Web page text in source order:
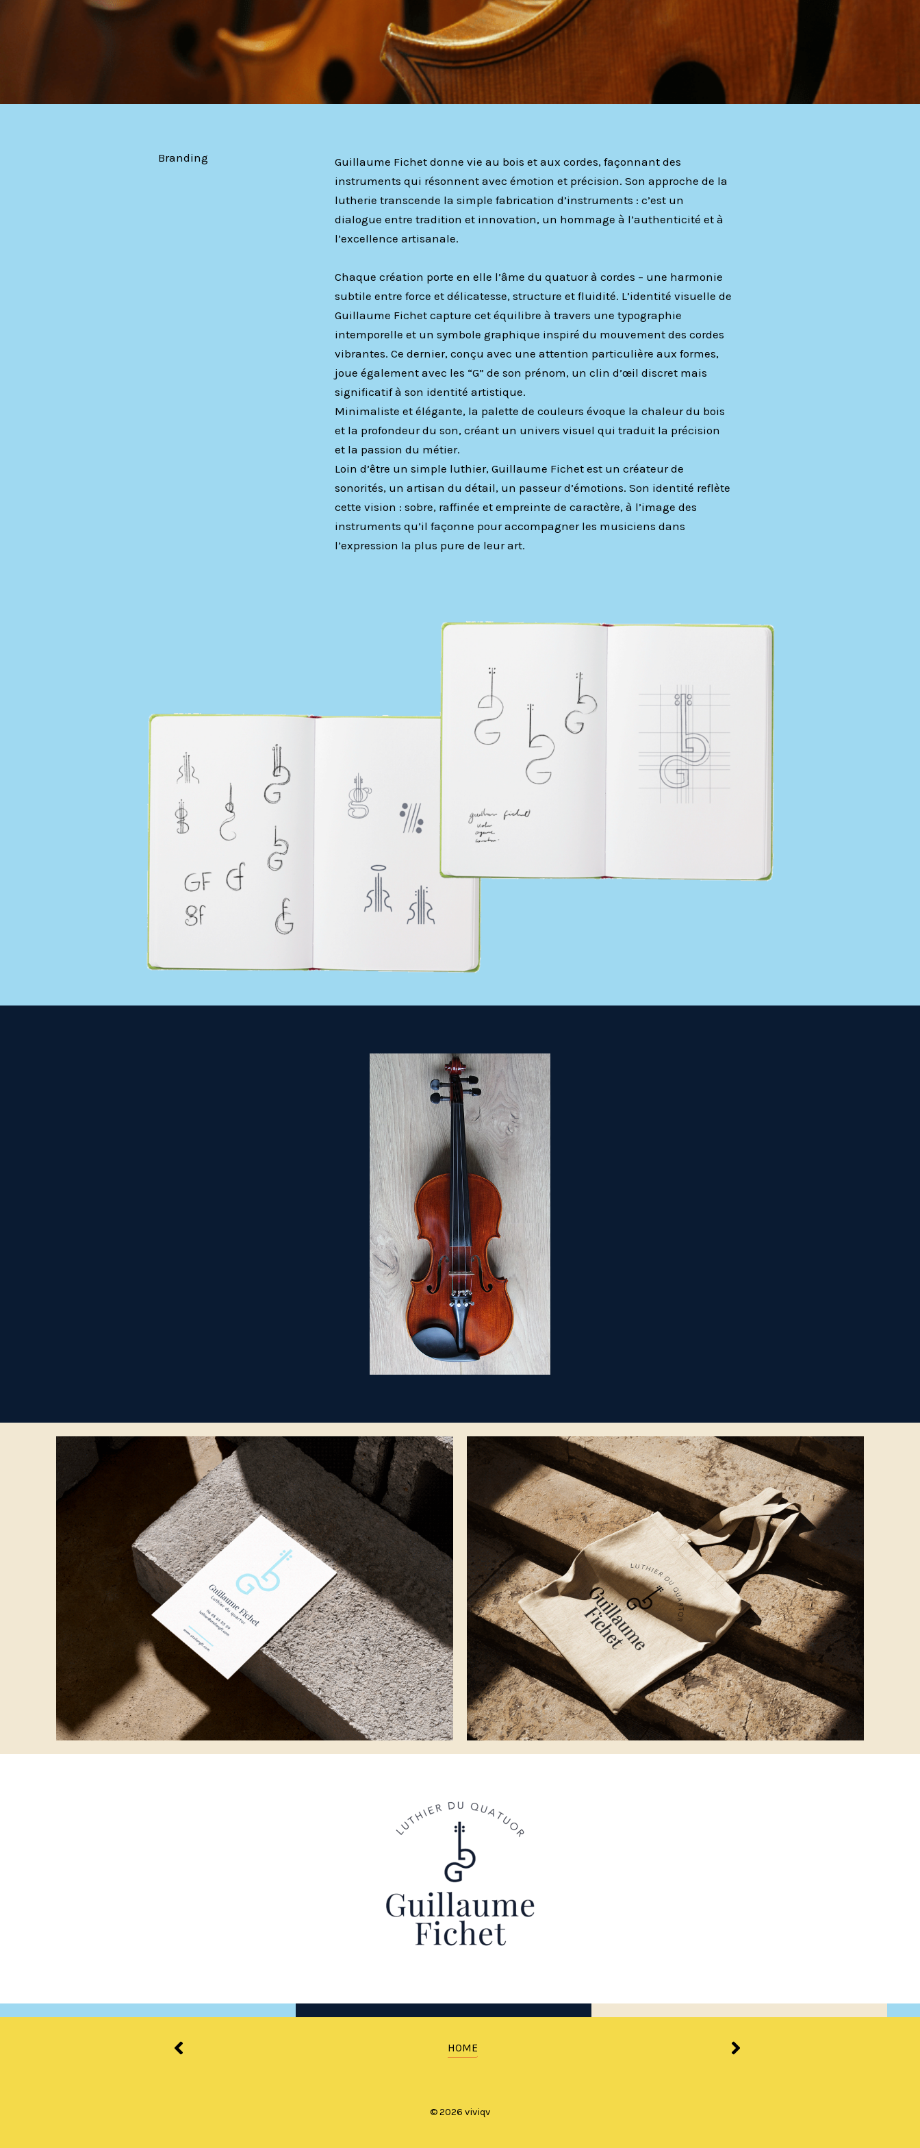
Branding
Guillaume Fichet donne vie au bois et aux cordes, façonnant des
instruments qui résonnent avec émotion et précision. Son approche de la
lutherie transcende la simple fabrication d’instruments : c’est un
dialogue entre tradition et innovation, un hommage à l’authenticité et à
l’excellence artisanale.
Chaque création porte en elle l’âme du quatuor à cordes – une harmonie
subtile entre force et délicatesse, structure et fluidité. L’identité visuelle de
Guillaume Fichet capture cet équilibre à travers une typographie
intemporelle et un symbole graphique inspiré du mouvement des cordes
vibrantes. Ce dernier, conçu avec une attention particulière aux formes,
joue également avec les “G” de son prénom, un clin d’œil discret mais
significatif à son identité artistique.
Minimaliste et élégante, la palette de couleurs évoque la chaleur du bois
et la profondeur du son, créant un univers visuel qui traduit la précision
et la passion du métier.
Loin d’être un simple luthier, Guillaume Fichet est un créateur de
sonorités, un artisan du détail, un passeur d’émotions. Son identité reflète
cette vision : sobre, raffinée et empreinte de caractère, à l’image des
instruments qu’il façonne pour accompagner les musiciens dans
l’expression la plus pure de leur art.
HOME
© 2026 viviqv